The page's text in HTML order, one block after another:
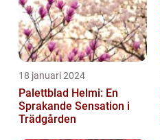
18 januari 2024
Palettblad Helmi: En
Sprakande Sensation i
Trädgården